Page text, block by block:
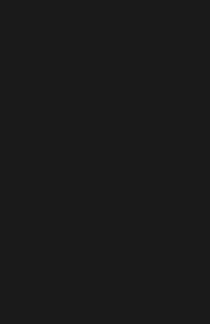
der
Abends (1915) und
unter den
des
zeigt eine
(1908) und in
Werk des Barier
wird nicht angelegt!
Demonstration
Adria (1908)
Aquarell wird